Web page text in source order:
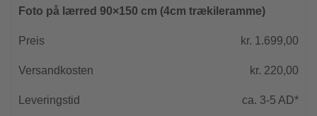
Foto på lærred 90×150 cm (4cm trækileramme)
kr. 1.699,00
kr. 220,00
ca. 3-5 AD*